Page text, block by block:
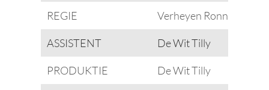
REGIE Verheyen Ronny
ASSISTENT De Wit Tilly
PRODUKTIE De Wit Tilly